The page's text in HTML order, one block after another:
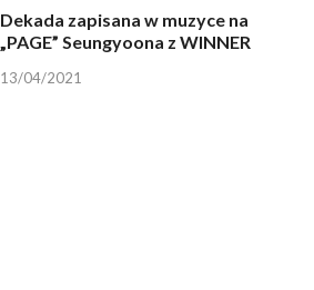
Dekada zapisana w muzyce na
„PAGE” Seungyoona z WINNER
13/04/2021